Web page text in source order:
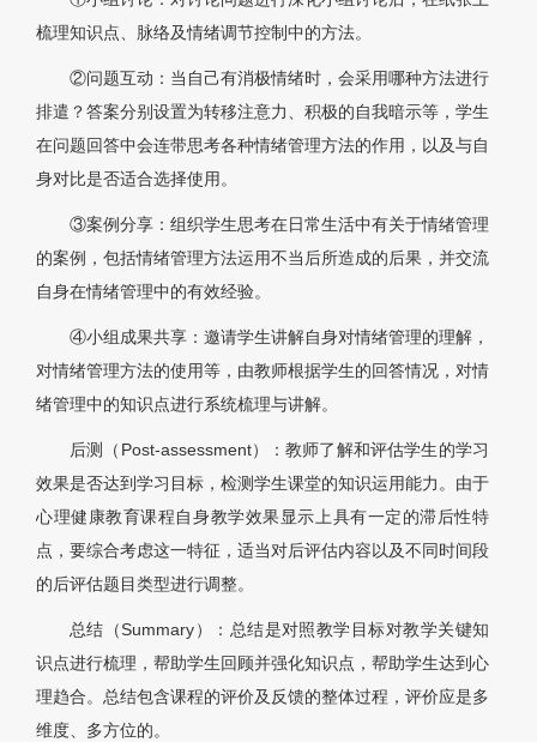
梳理知识点、脉络及情绪调节控制中的方法。
②问题互动：当自己有消极情绪时，会采用哪种方法进行
排遣？答案分别设置为转移注意力、积极的自我暗示等，学生
在问题回答中会连带思考各种情绪管理方法的作用，以及与自
身对比是否适合选择使用。
③案例分享：组织学生思考在日常生活中有关于情绪管理
的案例，包括情绪管理方法运用不当后所造成的后果，并交流
自身在情绪管理中的有效经验。
④小组成果共享：邀请学生讲解自身对情绪管理的理解，
对情绪管理方法的使用等，由教师根据学生的回答情况，对情
绪管理中的知识点进行系统梳理与讲解。
后测（Post-assessment）：教师了解和评估学生的学习
效果是否达到学习目标，检测学生课堂的知识运用能力。由于
心理健康教育课程自身教学效果显示上具有一定的滞后性特
点，要综合考虑这一特征，适当对后评估内容以及不同时间段
的后评估题目类型进行调整。
总结（Summary）：总结是对照教学目标对教学关键知
识点进行梳理，帮助学生回顾并强化知识点，帮助学生达到心
理趋合。总结包含课程的评价及反馈的整体过程，评价应是多
维度、多方位的。